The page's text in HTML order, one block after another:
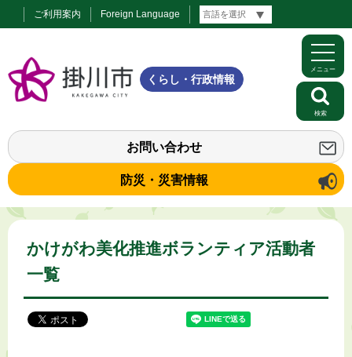
ご利用案内 Foreign Language
くらし・行政情報
お問い合わせ
防災・災害情報
メニュー
検索
かけがわ美化推進ボランティア活動者
一覧